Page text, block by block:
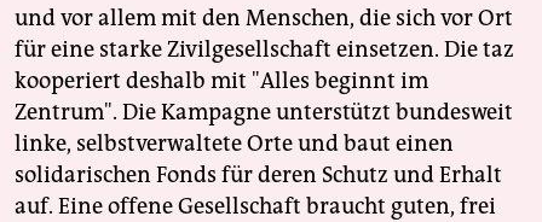
und vor allem mit den Menschen, die sich vor Ort
für eine starke Zivilgesellschaft einsetzen. Die taz
kooperiert deshalb mit "Alles beginnt im
Zentrum". Die Kampagne unterstützt bundesweit
linke, selbstverwaltete Orte und baut einen
solidarischen Fonds für deren Schutz und Erhalt
auf. Eine offene Gesellschaft braucht guten, frei